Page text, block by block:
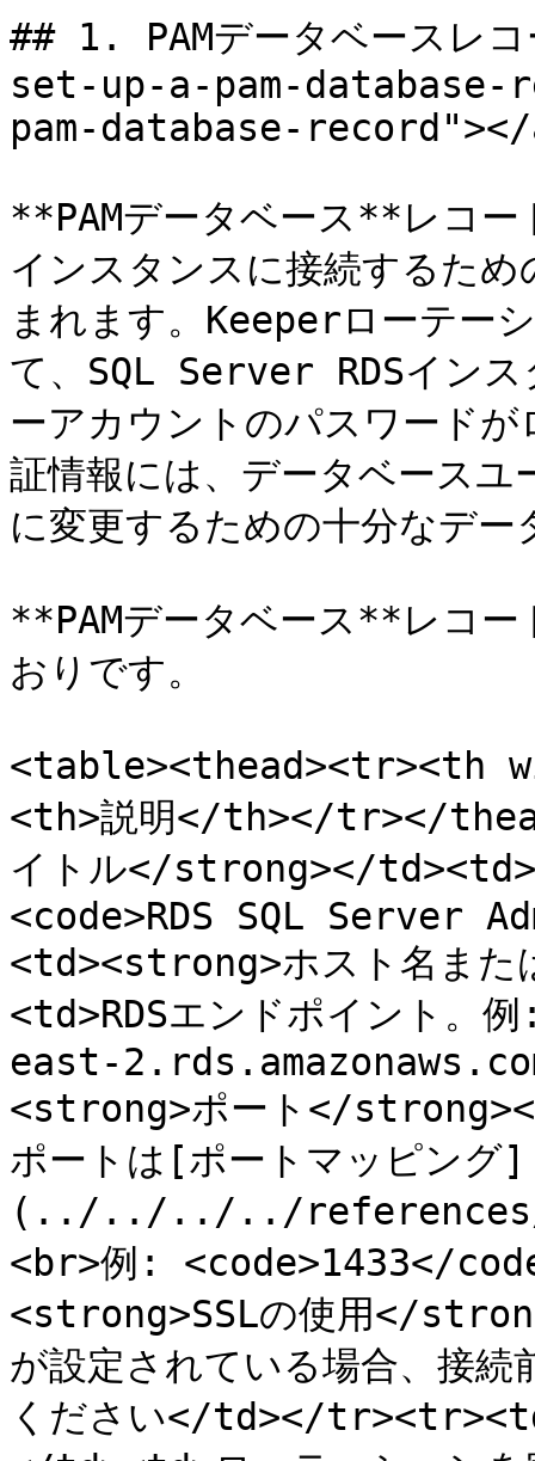
## 1. PAMデータベース
set-up-a-pam-
pam-database-record"></
**PAMデータベース**レコー
インスタンスに接続するた
まれます。Keeperローテー
て、SQL Server RDSインス
ーアカウントのパスワード
証情報には、データベースユ
に変更するための十分なデ
**PAMデータベース**レコ
おりです。
<table><thead><tr><th
<th>説明</th></tr></
イトル</strong></
<code>RDS SQL Server
<td><strong>ホスト名ま
<td>RDSエンドポイント
east-
<strong>ポート</
ポートは[ポートマッピング]
(../../../../references/
<br>例: <code>1433</
<strong>SSLの使用</
が設定されている場合、接続
ください</td></